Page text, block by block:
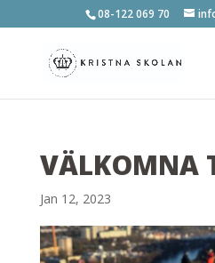
08-122 069 70
VÄLKOMNA
Jan 12, 2023